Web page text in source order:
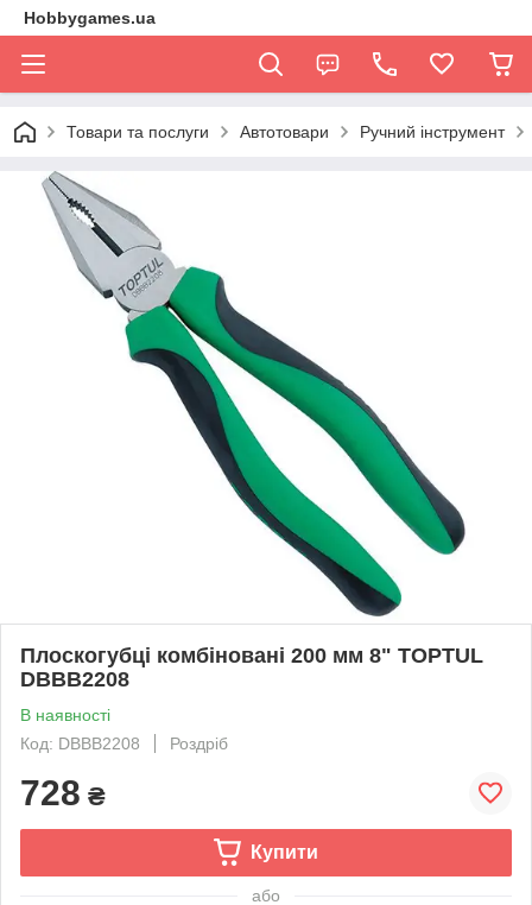
Hobbygames.ua
Товари та послуги Автотовари Ручний інструмент
Плоскогубці комбіновані 200 мм 8" TOPTUL
DBBB2208
В наявності
Код: DBBB2208
Роздріб
728 ₴
Купити
або